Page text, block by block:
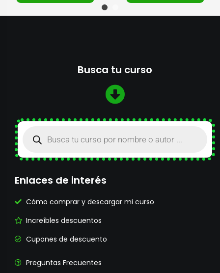
Busca tu curso
Enlaces de interés
Cómo comprar y descargar mi curso
Increíbles descuentos
Cupones de descuento
Preguntas Frecuentes